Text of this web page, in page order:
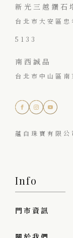
新光三越鑽石
台北市大安區
5133
南西誠品
台北市中山區
蘊白珠寶有限
Info
門市資訊